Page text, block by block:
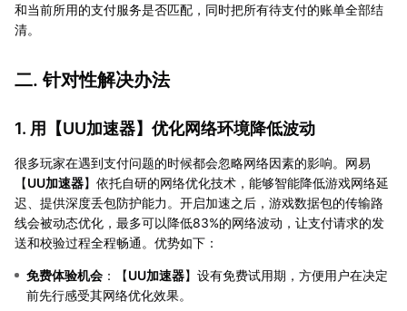
和当前所用的支付服务是否匹配，同时把所有待支付的账单全部结
清。
二. 针对性解决办法
1. 用【UU加速器】优化网络环境降低波动
很多玩家在遇到支付问题的时候都会忽略网络因素的影响。网易
【UU加速器】依托自研的网络优化技术，能够智能降低游戏网络延
迟、提供深度丢包防护能力。开启加速之后，游戏数据包的传输路
线会被动态优化，最多可以降低83%的网络波动，让支付请求的发
送和校验过程全程畅通。优势如下：
免费体验机会 ：【UU加速器】设有免费试用期，方便用户在决定
前先行感受其网络优化效果。